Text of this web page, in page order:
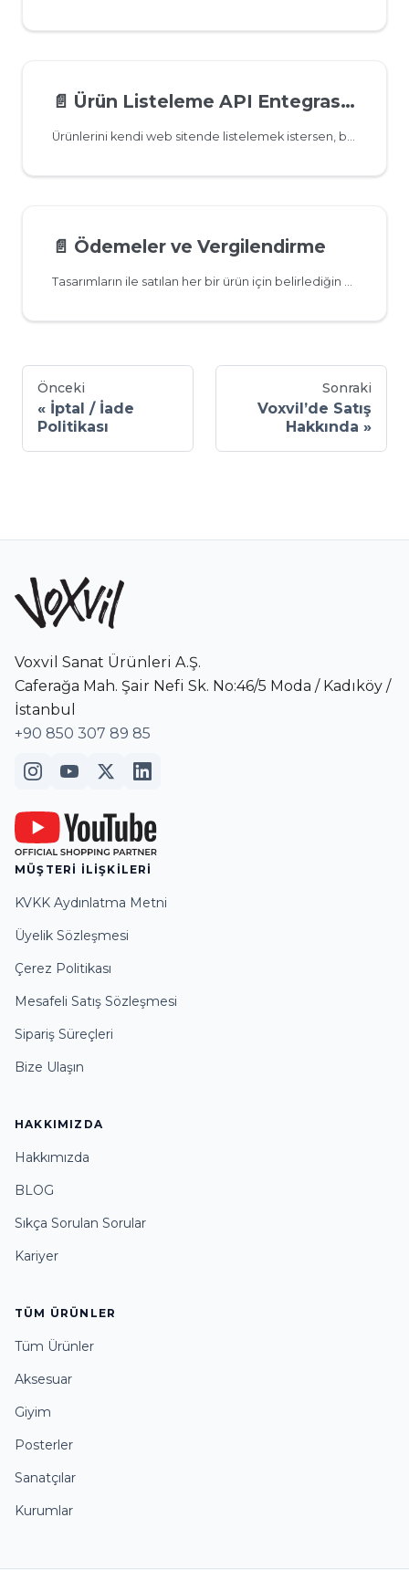
📄️ Ürün Listeleme API Entegrasyonu
Ürünlerini kendi web sitende listelemek istersen, bunu ürün liteleme API entegrasyonu ile sağlayabilirsin. Bu entegrasyonun çalışabilmesi için API Key'e ihtiyacın var. API Key'ini öğrenmek için bize talep oluşturman yeterli. En kısa sürede sana ileteceğiz.
📄️ Ödemeler ve Vergilendirme
Tasarımların ile satılan her bir ürün için belirlediğin oranda kazanç elde edersin. Elde ettiğin aktif kazanç miktarı 500 TL’yi aştığında aktarım talebinde bulunabilirsin. Ödemen, “Dükkan Ayarları” altındaki “Ödeme Ayarları” sayfasında belirlemiş olduğun Ödeme profiline ait IBAN numarasına gönderilir.
Önceki
İptal / İade
Politikası
Sonraki
Voxvil’de Satış
Hakkında
Voxvil Sanat Ürünleri A.Ş.
Caferağa Mah. Şair Nefi Sk. No:46/5 Moda / Kadıköy /
İstanbul
+90 850 307 89 85
MÜŞTERİ İLİŞKİLERİ
KVKK Aydınlatma Metni
Üyelik Sözleşmesi
Çerez Politikası
Mesafeli Satış Sözleşmesi
Sipariş Süreçleri
Bize Ulaşın
HAKKIMIZDA
Hakkımızda
BLOG
Sıkça Sorulan Sorular
Kariyer
TÜM ÜRÜNLER
Tüm Ürünler
Aksesuar
Giyim
Posterler
Sanatçılar
Kurumlar